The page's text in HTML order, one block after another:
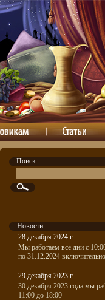
Поиск
Новости
28 декабря 2024 г.
Мы работаем все дни с
по 31.12.2024
29 декабря 2023 г.
30 декабря 2023 года мы
11:00 до 18:00